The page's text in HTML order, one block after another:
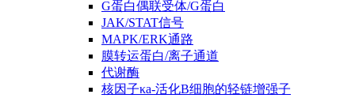
G蛋白偶联受体/G蛋白
JAK/STAT信号
MAPK/ERK通路
膜转运蛋白/离子通道
代谢酶
核因子κa-活化B细胞的轻链增强子